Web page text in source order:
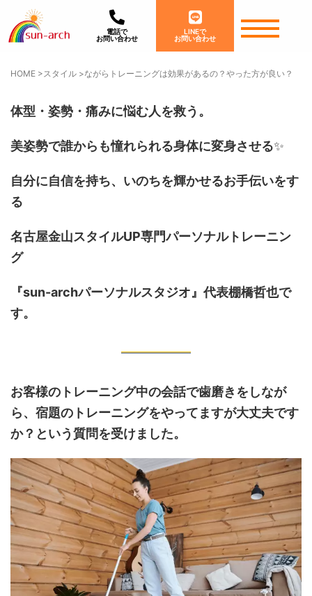
電話で
お問い合わせ
LINEで
お問い合わせ
HOME > スタイル >ながらトレーニングは効果があるの？やった方が良い？
体型・姿勢・痛みに悩む人を救う。
美姿勢で誰からも憧れられる身体に変身させる✨
自分に自信を持ち、いのちを輝かせるお手伝いをす
る
名古屋金山スタイルUP専門パーソナルトレーニン
グ
『sun-archパーソナルスタジオ』代表棚橋哲也で
す。
お客様のトレーニング中の会話で歯磨きをしなが
ら、宿題のトレーニングをやってますが大丈夫です
か？という質問を受けました。